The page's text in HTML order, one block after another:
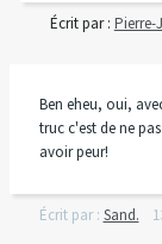
Écrit par : Pierre-
Ben eheu, oui,
truc c'est de ne
avoir peur!
Écrit par : Sand.